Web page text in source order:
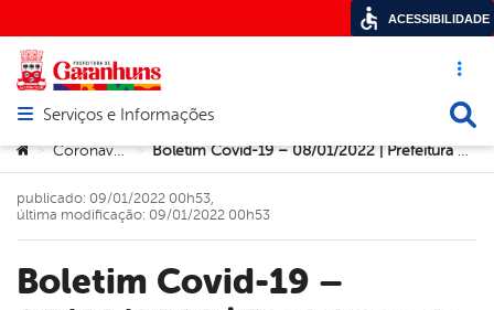
Acesso
Abrir menu principal de navegação
Serviços e Informações
Você está aqui:
> Coronavírus > Boletim Covid-19 – 08/01/2022 | Prefeitura de Garanhuns
Boletim Covid-19 –
publicado: 09/01/2022 00h53,
última modificação: 09/01/2022 00h53
ACESSIBILIDADE